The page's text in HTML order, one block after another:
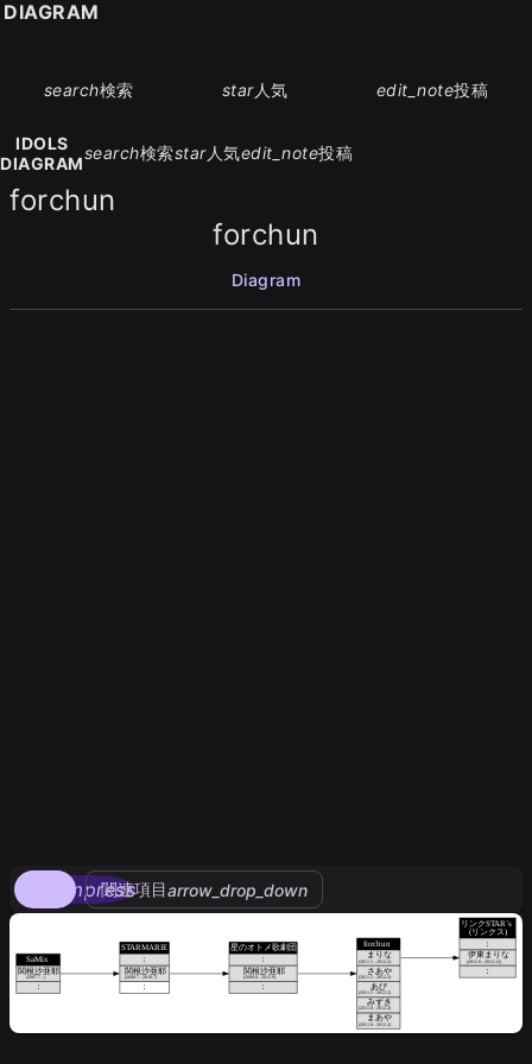
search検索 star人気 edit_note投稿
IDOLS
DIAGRAM
search検索star人気edit_note投稿
forchun
forchun
Diagram
compress
関連項目arrow_drop_down